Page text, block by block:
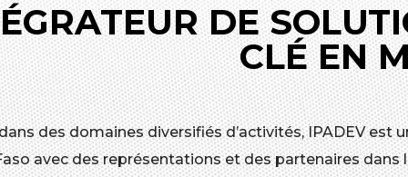
DE
CLÉ EN
des domaines diversifiés d’activités, IPADEV
avec des représentations et des partenaires